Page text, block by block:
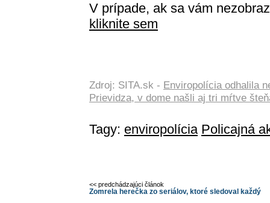
V prípade, ak sa vám
kliknite sem
Zdroj: SITA.sk - Enviropolícia odhalila
Prievidza, v dome našli aj tri mŕtve
Tagy: enviropolícia Policajná
<< predchádzajúci článok
Zomrela herečka zo seriálov, ktoré sledoval každý